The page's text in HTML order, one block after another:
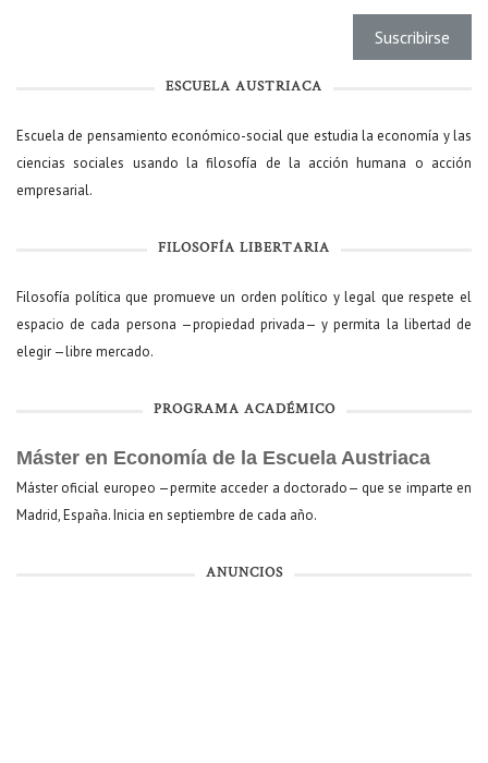
ESCUELA AUSTRIACA
Escuela de pensamiento económico-social que estudia la economía y las
ciencias sociales usando la filosofía de la acción humana o acción
empresarial.
FILOSOFÍA LIBERTARIA
Filosofía política que promueve un orden político y legal que respete el
espacio de cada persona —propiedad privada— y permita la libertad de
elegir —libre mercado.
PROGRAMA ACADÉMICO
Máster en Economía de la Escuela Austriaca
Máster oficial europeo —permite acceder a doctorado— que se imparte en
Madrid, España. Inicia en septiembre de cada año.
ANUNCIOS